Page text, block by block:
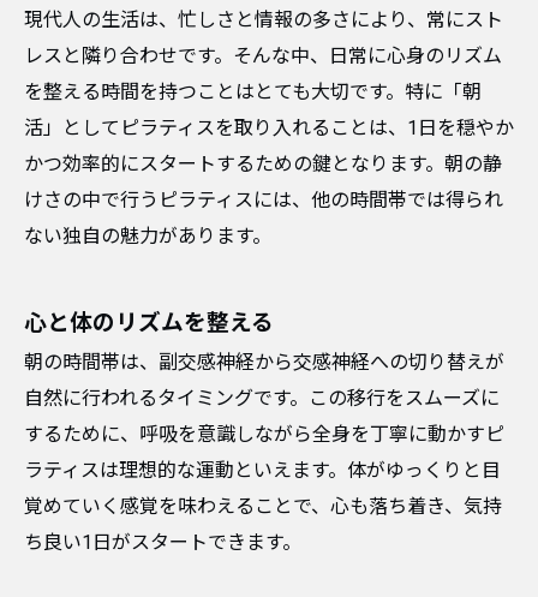
現代人の生活は、忙しさと情報の多さにより、常にスト
レスと隣り合わせです。そんな中、日常に心身のリズム
を整える時間を持つことはとても大切です。特に「朝
活」としてピラティスを取り入れることは、1日を穏やか
かつ効率的にスタートするための鍵となります。朝の静
けさの中で行うピラティスには、他の時間帯では得られ
ない独自の魅力があります。
心と体のリズムを整える
朝の時間帯は、副交感神経から交感神経への切り替えが
自然に行われるタイミングです。この移行をスムーズに
するために、呼吸を意識しながら全身を丁寧に動かすピ
ラティスは理想的な運動といえます。体がゆっくりと目
覚めていく感覚を味わえることで、心も落ち着き、気持
ち良い1日がスタートできます。